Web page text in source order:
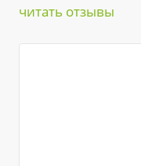
читать отзывы